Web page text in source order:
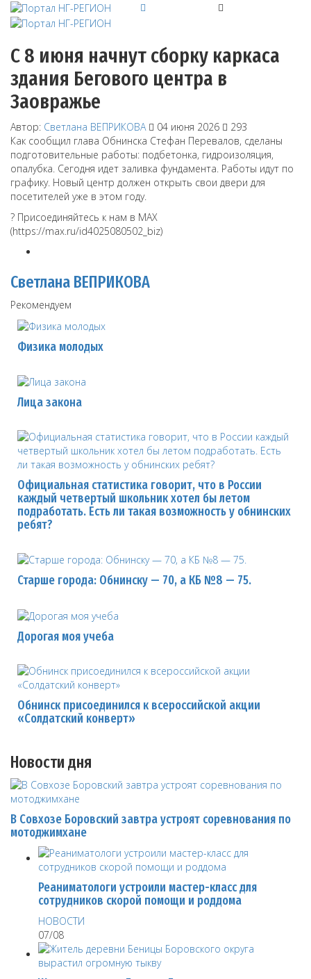
С 8 июня начнут сборку каркаса
здания Бегового центра в
Заовражье
Автор: Светлана ВЕПРИКОВА 04 июня 2026
293
Как сообщил глава Обнинска Стефан Перевалов, сделаны
подготовительные работы: подбетонка, гидроизоляция,
опалубка. Сегодня идет заливка фундамента. Работы идут по
графику. Новый центр должен открыть свои двери для
посетителей уже в этом году.
? Присоединяйтесь к нам в MAX
(https://max.ru/id4025080502_biz)
Светлана ВЕПРИКОВА
Рекомендуем
Физика молодых
Лица закона
Официальная статистика говорит, что в России
каждый четвертый школьник хотел бы летом
подработать. Есть ли такая возможность у обнинских
ребят?
Старше города: Обнинску — 70, а КБ №8 — 75.
Дорогая моя учеба
Обнинск присоединился к всероссийской акции
«Солдатский конверт»
Новости дня
В Совхозе Боровский завтра устроят соревнования по
мотоджимхане
Реаниматологи устроили мастер-класс для
сотрудников скорой помощи и роддома
НОВОСТИ
07/08